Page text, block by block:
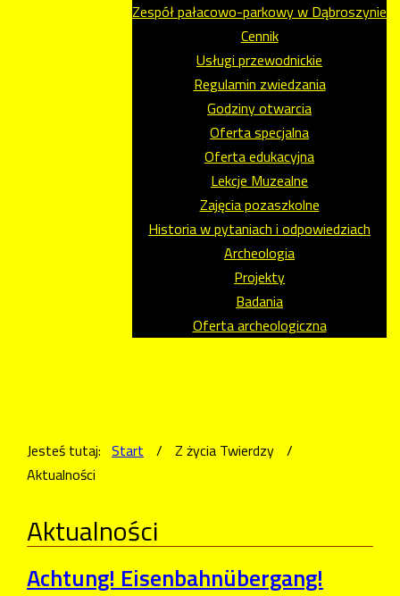
Zespół pałacowo-parkowy w Dąbroszynie
Cennik
Usługi przewodnickie
Regulamin zwiedzania
Godziny otwarcia
Oferta specjalna
Oferta edukacyjna
Lekcje Muzealne
Zajęcia pozaszkolne
Historia w pytaniach i odpowiedziach
Archeologia
Projekty
Badania
Oferta archeologiczna
Jesteś tutaj: Start / Z życia Twierdzy /
Aktualności
Aktualności
Achtung! Eisenbahnübergang!